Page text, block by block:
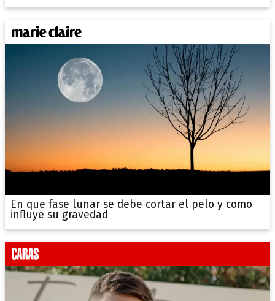
En que fase lunar se debe cortar el pelo y como
influye su gravedad